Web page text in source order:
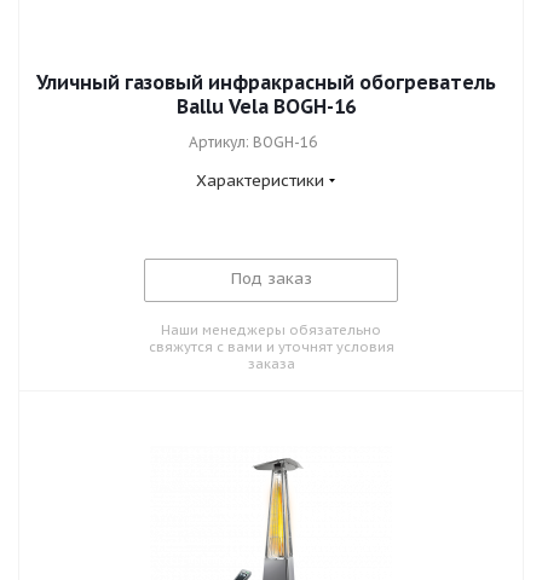
Уличный газовый инфракрасный обогреватель
Ballu Vela BOGH-16
Артикул: BOGH-16
Характеристики
Под заказ
Наши менеджеры обязательно
свяжутся с вами и уточнят условия
заказа